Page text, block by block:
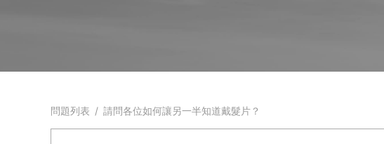
問題列表 / 請問各位如何讓另一半知道戴髮片？